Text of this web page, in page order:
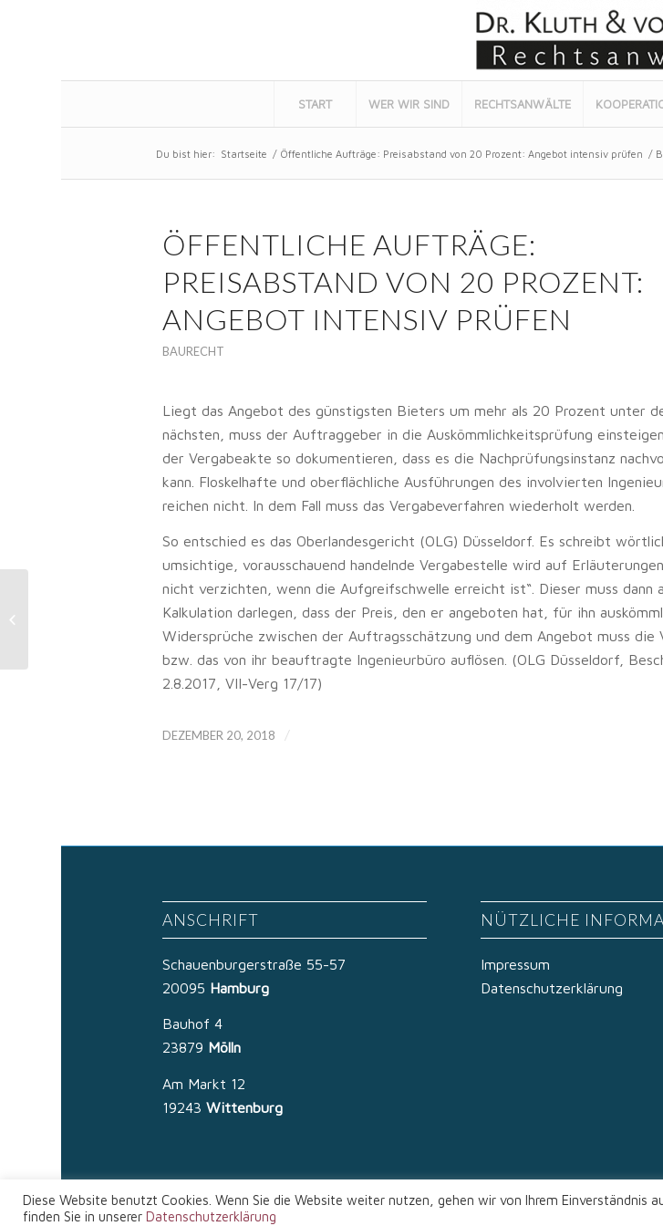
START WER WIR SIND RECHTSANWÄLTE
Du bist hier: Startseite / Öffentliche Aufträge: Preisabstand von 20 Prozent: Angebot intensiv prüfen /
ÖFFENTLICHE AUFTRÄGE:
PREISABSTAND VON 20 PROZENT:
ANGEBOT INTENSIV PRÜFEN
BAURECHT
Liegt das Angebot des günstigsten Bieters um mehr als 20 Prozent unter
nächsten, muss der Auftraggeber in die Auskömmlichkeitsprüfung
der Vergabeakte so dokumentieren, dass es die Nachprüfungsinstanz
kann. Floskelhafte und oberflächliche Ausführungen des involvierten
reichen nicht. In dem Fall muss das Vergabeverfahren wiederholt werden.
So entschied es das Oberlandesgericht (OLG) Düsseldorf. Es schreibt
umsichtige, vorausschauend handelnde Vergabestelle wird auf
nicht verzichten, wenn die Aufgreifschwelle erreicht ist“. Dieser muss dann
Kalkulation darlegen, dass der Preis, den er angeboten hat, für ihn
Widersprüche zwischen der Auftragsschätzung und dem Angebot muss die
bzw. das von ihr beauftragte Ingenieurbüro auflösen. (OLG Düsseldorf,
2.8.2017, VII-Verg 17/17)
DEZEMBER 20, 2018 /
ANSCHRIFT
Schauenburgerstraße 55-57
20095 Hamburg
Bauhof 4
23879 Mölln
Am Markt 12
19243 Wittenburg
NÜTZLICHE
Impressum
Datenschutzerklärung
© Copyright - Rechtsanwälte Kluth & von Zech
Streikrecht: Gewerkschaft darf auf
Firmenparkplatz Streikposten
Diese Website benutzt Cookies. Wenn Sie die Website weiter nutzen, gehen wir von Ihrem Einverständnis
finden Sie in unserer Datenschutzerklärung